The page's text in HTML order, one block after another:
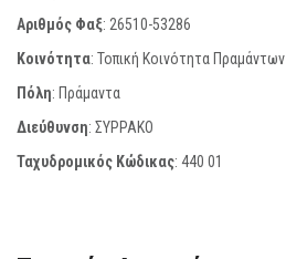
Αριθμός Φαξ: 26510-53286
Κοινότητα: Τοπική Κοινότητα Πραμάντων
Πόλη: Πράμαντα
Διεύθυνση: ΣΥΡΡΑΚΟ
Ταχυδρομικός Κώδικας: 440 01